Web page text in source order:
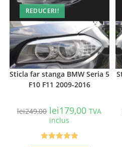
REDUCERI!
Sticla far stanga BMW Seria 5
F10 F11 2009-2016
lei249,00 lei179,00 TVA
inclus